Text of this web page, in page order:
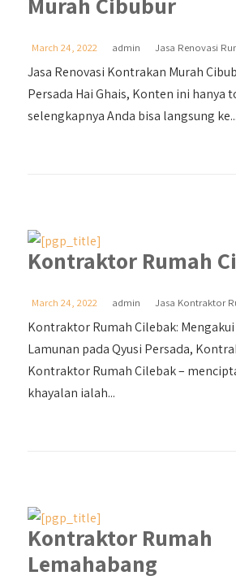
March 24, 2022 admin Jasa Renovasi
Jasa Renovasi Kontrakan Murah
Persada Hai Ghais, Konten ini hanya
selengkapnya Anda bisa langsung ke...
Kontraktor Rumah
March 24, 2022 admin Jasa Kontraktor
Kontraktor Rumah Cilebak:
Lamunan pada Qyusi Persada,
Kontraktor Rumah Cilebak –
khayalan ialah...
Kontraktor Rumah
Lemahabang